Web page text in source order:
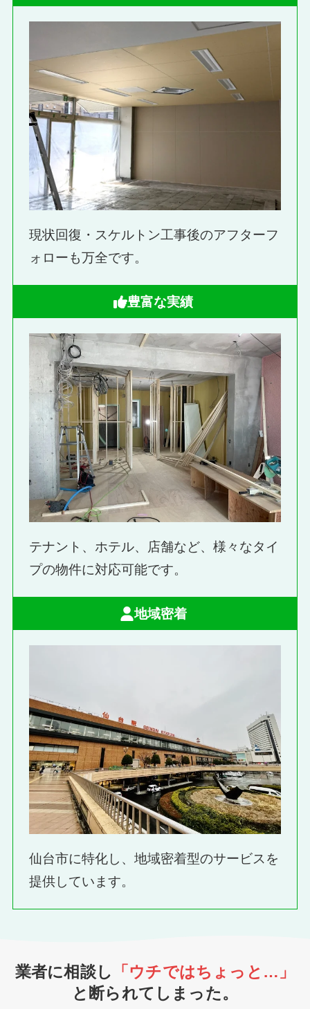
現状回復・スケルトン工事後のアフターフ
ォローも万全です。
豊富な実績
テナント、ホテル、店舗など、様々なタイ
プの物件に対応可能です。
地域密着
仙台市に特化し、地域密着型のサービスを
提供しています。
業者に相談し
「ウチではちょっと…」
と断られてしまった。